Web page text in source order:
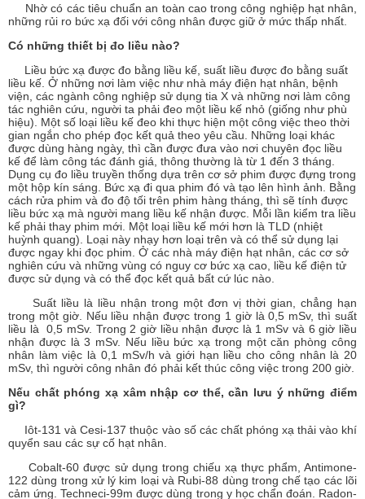
Nhờ có các tiêu chuẩn an toàn cao trong công nghiệp hạt nhân,
những rủi ro bức xạ đối với công nhân được giữ ở mức thấp nhất.
Có những thiết bị đo liều nào?
Liều bức xạ được đo bằng liều kế, suất liều được đo bằng suất
liều kế. Ở những nơi làm việc như nhà máy điện hạt nhân, bệnh
viện, các ngành công nghiệp sử dụng tia X và những nơi làm công
tác nghiên cứu, người ta phải đeo một liều kế nhỏ (giống như phù
hiệu). Một số loại liều kế đeo khi thực hiện một công việc theo thời
gian ngắn cho phép đọc kết quả theo yêu cầu. Những loại khác
được dùng hàng ngày, thì cần được đưa vào nơi chuyên đọc liều
kế để làm công tác đánh giá, thông thường là từ 1 đến 3 tháng.
Dụng cụ đo liều truyền thống dựa trên cơ sở phim được đựng trong
một hộp kín sáng. Bức xạ đi qua phim đó và tạo lên hình ảnh. Bằng
cách rửa phim và đo độ tối trên phim hàng tháng, thì sẽ tính được
liều bức xạ mà người mang liều kế nhận được. Mỗi lần kiểm tra liều
kế phải thay phim mới. Một loại liều kế mới hơn là TLD (nhiệt
huỳnh quang). Loại này nhạy hơn loại trên và có thể sử dụng lại
được ngay khi đọc phim. Ở các nhà máy điện hạt nhân, các cơ sở
nghiên cứu và những vùng có nguy cơ bức xạ cao, liều kế điện tử
được sử dụng và có thể đọc kết quả bất cứ lúc nào.
Suất liều là liều nhận trong một đơn vị thời gian, chẳng hạn
trong một giờ. Nếu liều nhận được trong 1 giờ là 0,5 mSv, thì suất
liều là 0,5 mSv. Trong 2 giờ liều nhận được là 1 mSv và 6 giờ liều
nhận được là 3 mSv. Nếu liều bức xạ trong một căn phòng công
nhân làm việc là 0,1 mSv/h và giới hạn liều cho công nhân là 20
mSv, thì người công nhân đó phải kết thúc công việc trong 200 giờ.
Nếu chất phóng xạ xâm nhập cơ thể, cần lưu ý những điểm
gì?
Iôt-131 và Cesi-137 thuộc vào số các chất phóng xạ thải vào khí
quyển sau các sự cố hạt nhân.
Cobalt-60 được sử dụng trong chiếu xạ thực phẩm, Antimone-
122 dùng trong xử lý kim loại và Rubi-88 dùng trong chế tạo các lõi
cảm ứng. Techneci-99m được dùng trong y học chẩn đoán. Radon-